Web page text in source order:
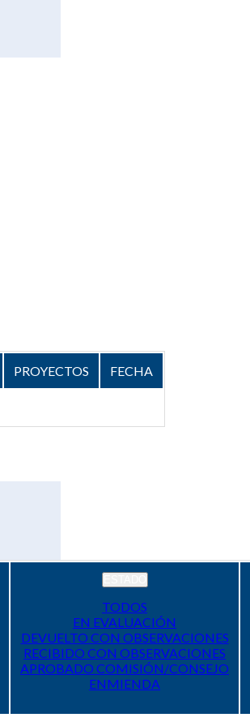
PROYECTOS FECHA
TODOS
EN EVALUACIÓN
DEVUELTO CON OBSERVACIONES
RECIBIDO CON OBSERVACIONES
APROBADO COMISIÓN/CONSEJO
ENMIENDA